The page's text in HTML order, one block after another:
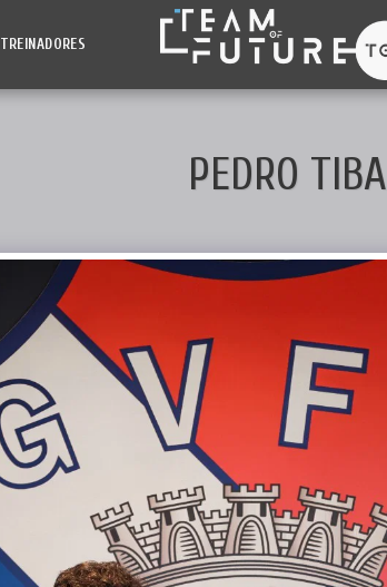
TREINADORES
PEDRO TIBA